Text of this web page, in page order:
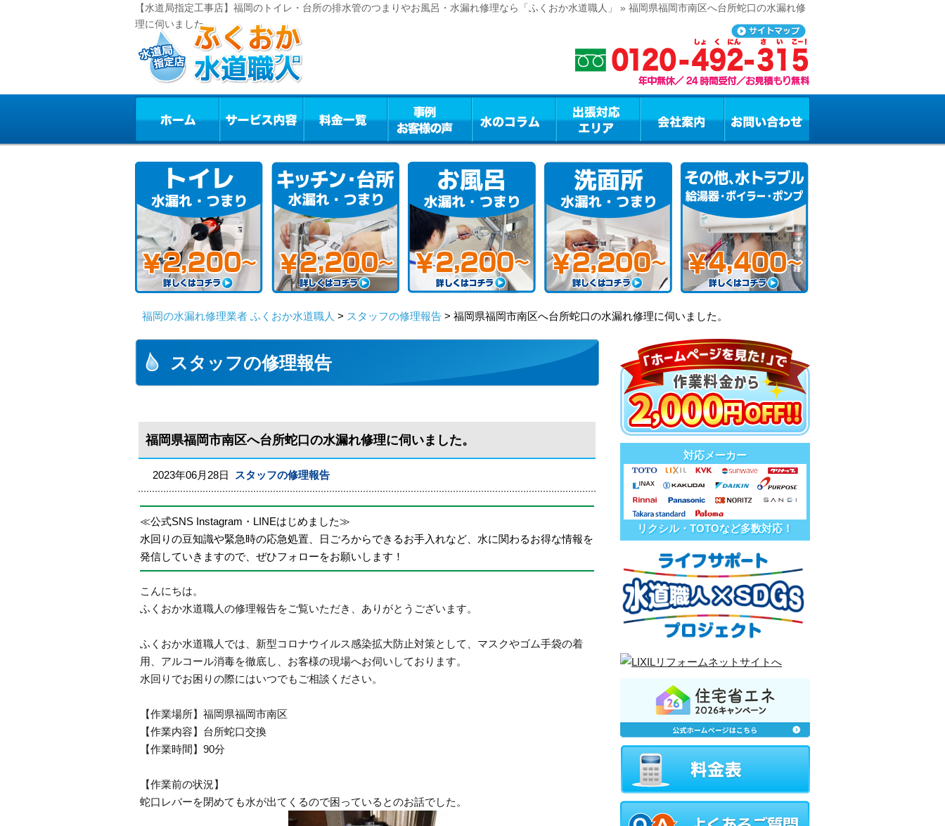
【水道局指定工事店】福岡のトイレ・台所の排水管のつまりやお風呂・水漏れ修理なら「ふくおか水道職人」 » 福岡県福岡市南区へ台所蛇口の水漏れ修
理に伺いました。
福岡の水漏れ修理業者 ふくおか水道職人 > スタッフの修理報告 > 福岡県福岡市南区へ台所蛇口の水漏れ修理に伺いました。
スタッフの修理報告
福岡県福岡市南区へ台所蛇口の水漏れ修理に伺いました。
2023年06月28日 スタッフの修理報告
≪公式SNS Instagram・LINEはじめました≫
水回りの豆知識や緊急時の応急処置、日ごろからできるお手入れなど、水に関わるお得な情報を
発信していきますので、ぜひフォローをお願いします！
こんにちは。
ふくおか水道職人の修理報告をご覧いただき、ありがとうございます。
ふくおか水道職人では、新型コロナウイルス感染拡大防止対策として、マスクやゴム手袋の着
用、アルコール消毒を徹底し、お客様の現場へお伺いしております。
水回りでお困りの際にはいつでもご相談ください。
【作業場所】福岡県福岡市南区
【作業内容】台所蛇口交換
【作業時間】90分
【作業前の状況】
蛇口レバーを閉めても水が出てくるので困っているとのお話でした。
対応メーカー
リクシル・TOTOなど多数対応！